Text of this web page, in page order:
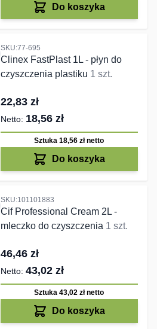
Do koszyka
SKU:77-695
Clinex FastPlast 1L - płyn do
czyszczenia plastiku 1 szt.
22,83 zł
18,56 zł
Sztuka 18,56 złnetto
Do koszyka
SKU:101101883
Cif Professional Cream 2L -
mleczko do czyszczenia 1 szt.
46,46 zł
43,02 zł
Sztuka 43,02 złnetto
Do koszyka